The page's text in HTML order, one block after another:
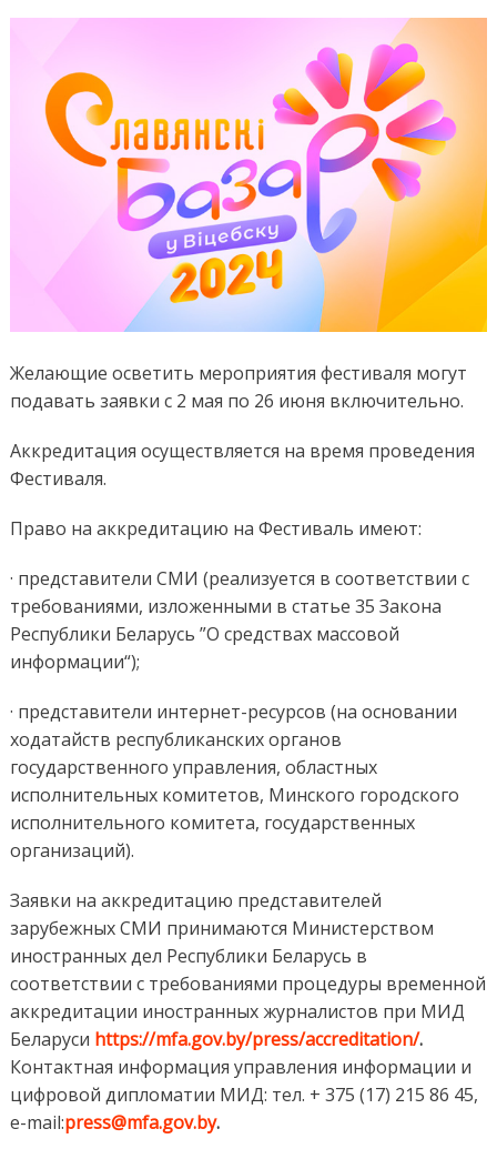
Желающие осветить мероприятия фестиваля могут
подавать заявки с 2 мая по 26 июня включительно.
Аккредитация осуществляется на время проведения
Фестиваля.
Право на аккредитацию на Фестиваль имеют:
· представители СМИ (реализуется в соответствии с
требованиями, изложенными в статье 35 Закона
Республики Беларусь ”О средствах массовой
информации“);
· представители интернет-ресурсов (на основании
ходатайств республиканских органов
государственного управления, областных
исполнительных комитетов, Минского городского
исполнительного комитета, государственных
организаций).
Заявки на аккредитацию представителей
зарубежных СМИ принимаются Министерством
иностранных дел Республики Беларусь в
соответствии с требованиями процедуры временной
аккредитации иностранных журналистов при МИД
Беларуси https://mfa.gov.by/press/accreditation/.
Контактная информация управления информации и
цифровой дипломатии МИД: тел. + 375 (17) 215 86 45,
e-mail:press@mfa.gov.by.